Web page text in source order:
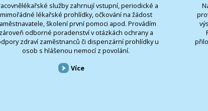
služby zahrnují vstupní, periodické a
mimořádné lékařské prohlídky, očkování na žádost
školení první pomoci apod. Provádím
zároveň odborné poradenství v otázkách ochrany a
zdraví zaměstnanců či dispenzární prohlídky u
osob s hlášenou nemocí z povolání.
Více